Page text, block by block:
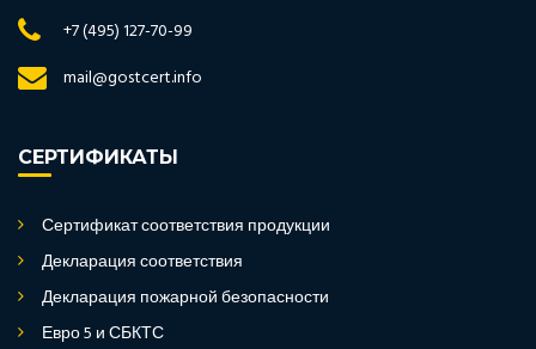
+7 (495) 127-70-99
mail@gostcert.info
СЕРТИФИКАТЫ
Сертификат соответствия продукции
Декларация соответствия
Декларация пожарной безопасности
Евро 5 и СБКТС